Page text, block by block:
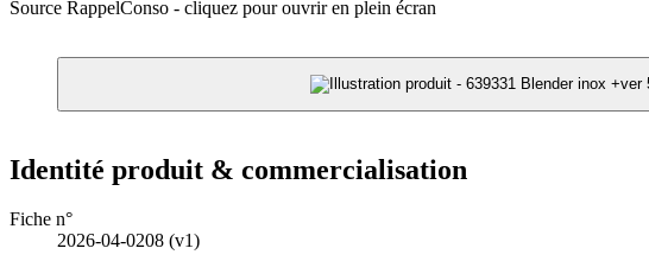
Source RappelConso - cliquez pour ouvrir en plein écran
Identité produit & commercialisation
Fiche n°
2026-04-0208 (v1)